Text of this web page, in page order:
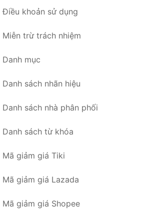
Điều khoản sử dụng
Miễn trừ trách nhiệm
Danh mục
Danh sách nhãn hiệu
Danh sách nhà phân phối
Danh sách từ khóa
Mã giảm giá Tiki
Mã giảm giá Lazada
Mã giảm giá Shopee